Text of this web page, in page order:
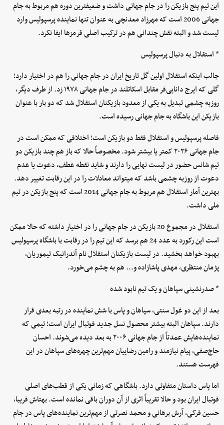
این تیم پنج بازیکن را در جام جهانی داشت و ضعیفترین دوره هم مربوط به جام
جهانی 2006 است که مهرزاد معدنچی به عنوان تنها نماینده پرسپولیس وارد
لیست شد و البته نقش چندانی هم در ترکیب اصلی قرمزها ایفا نکرد.
* استقلال به دنبال پرسپولیس
جالب اینکه استقلال اولین گل تاریخ ایران در جام جهانی را هم در اختیار دارد؛
گلی که ایرج دانایی‌فر مقابل اسکاتلند در جام جهانی ۱۹۷۸ زد. از طرف دیگر،
روزبه چشمی تبدیل به یکی از معدود بازیکنان استقلال شد که دو بار با عنوان
بازیکن این باشگاه به جام جهانی رسیده است.
فاصله پرسپولیس و استقلال فقط دو بازیکن است؛ اختلافی که ممکن است در
جام جهانی ۲۰۲۶ کمتر یا بیشتر شود. مخصوصاً حالا که باز هم چند بازیکن دو
تیم شانس حضور در لیست نهایی را دارند و شاید نقطه عطف، دعوت یا عدم
دعوت از روزبه چشمی باشد که میتواند معادلات را در این رقابت تغییر دهد.
بهترین آمار استقلال هم مربوط به جام جهانی 2014 است که پنج بازیکن در تیم
ملی داشت.
استقلال در مجموع 20 بازیکن در جام جهانی را در اختیار داشته که حالا ممکن
است این رکورد به عدد 24 هم برسد که این تیم را در رقابت با باشگاه پرسپولیس
بهبود خواهد بخشید. در لیست بازیکنان استقلال نام آندرانیک تیموریان،
پژمان منتظری، مهدی پاشازاده و... هم به چشم می‌خورد.
* صدرنشینی سپاهان و یک تیم نابود شده
بعد از این دو غول سنتی، سپاهان و پاس با شش نماینده در رتبه بعدی قرار
دارند. سپاهان البته بیشتر محصول نسل جدید فوتبال ایران است؛ تیمی که
نماینده‌هایش عمدتاً از جام جهانی ۲۰۰۶ به بعد دیده می‌شوند. احسان
حاج‌صفی، پیام نیازمند و رامین رضاییان مهم‌ترین چهره‌های سپاهان در این
فهرست هستند.
اما پاس داستان متفاوتی دارد. باشگاهی که زمانی یکی از قطب‌های اصلی
فوتبال ایران بود و حالا تقریباً اثری از آن دوران باقی نمانده است. بهتاش فریبا،
حسین فرکی، آرش برهانی و محمد نصرتی از مهم‌ترین نماینده‌های پاس در جام